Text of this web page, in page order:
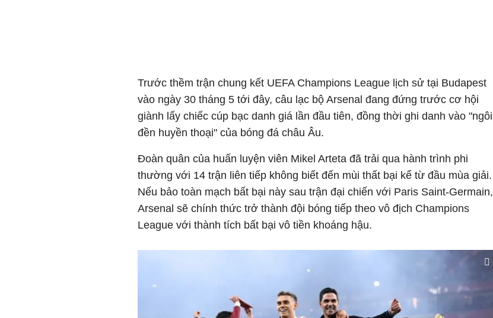
Trước thềm trận chung kết UEFA Champions League lịch sử tại Budapest
vào ngày 30 tháng 5 tới đây, câu lạc bộ Arsenal đang đứng trước cơ hội
giành lấy chiếc cúp bạc danh giá lần đầu tiên, đồng thời ghi danh vào "ngôi
đền huyền thoại" của bóng đá châu Âu.
Đoàn quân của huấn luyện viên Mikel Arteta đã trải qua hành trình phi
thường với 14 trận liên tiếp không biết đến mùi thất bại kể từ đầu mùa giải.
Nếu bảo toàn mạch bất bại này sau trận đại chiến với Paris Saint-Germain,
Arsenal sẽ chính thức trở thành đội bóng tiếp theo vô địch Champions
League với thành tích bất bại vô tiền khoáng hậu.